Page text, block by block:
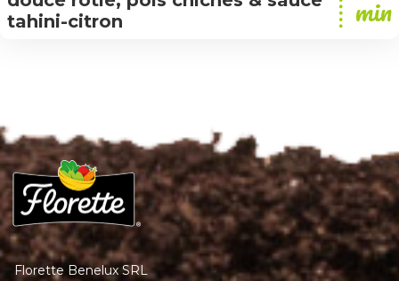
tahini-citron
min
Florette Benelux SRL